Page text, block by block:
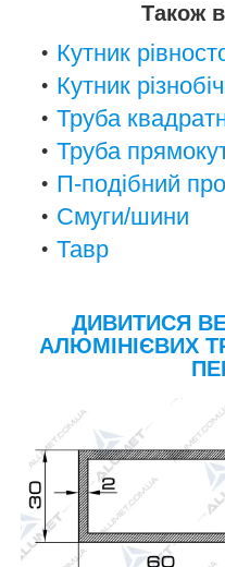
Також
Кутник
Кутник
Труба
Труба
П-подібний
Смуги/шини
Тавр
ДИВИТИСЯ
АЛЮМІНІЄВИХ